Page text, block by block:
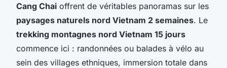
Cang Chai offrent de véritables panoramas sur les
paysages naturels nord Vietnam 2 semaines. Le
trekking montagnes nord Vietnam 15 jours
commence ici : randonnées ou balades à vélo au
sein des villages ethniques, immersion totale dans